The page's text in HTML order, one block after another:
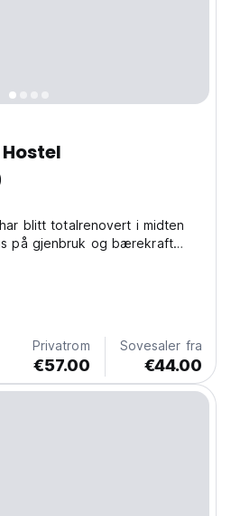
blitt totalrenovert i midten
på gjenbruk og bærekraft
til lokalsamfunnet.
Privatrom
€57.00
Sovesaler fra
€44.00